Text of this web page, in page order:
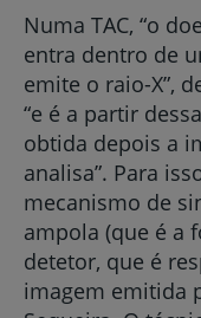
Numa TAC, “o
entra dentro de
emite o raio-X”,
“e é a partir
obtida depois a
analisa”. Para
mecanismo de
ampola (que é a
detetor, que é
imagem emitida